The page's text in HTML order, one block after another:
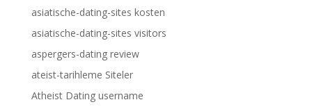
asiatische-dating-sites kosten
asiatische-dating-sites visitors
aspergers-dating review
ateist-tarihleme Siteler
Atheist Dating username